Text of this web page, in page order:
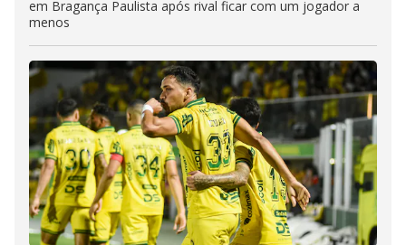
em Bragança Paulista após rival ficar com um jogador a
menos